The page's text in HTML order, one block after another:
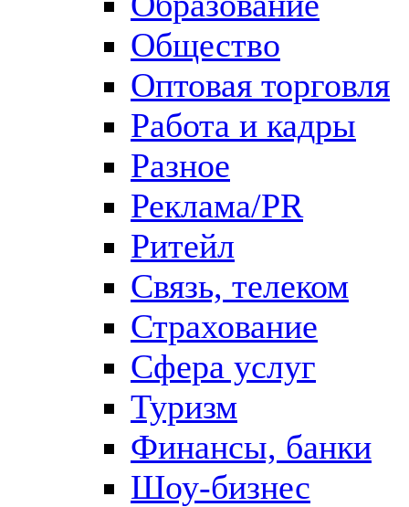
Общество
Оптовая торговля
Работа и кадры
Разное
Реклама/PR
Ритейл
Связь, телеком
Страхование
Сфера услуг
Туризм
Финансы, банки
Шоу-бизнес